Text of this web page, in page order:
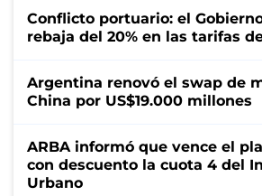
Conflicto portuario: el
rebaja del 20% en las tarifas
Argentina renovó el swap de
China por US$19.000 millones
ARBA informó que vence el
con descuento la cuota 4 del
Urbano